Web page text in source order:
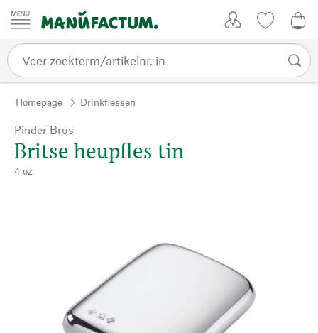
Passer au contenu
Homepage Drinkflessen
Pinder Bros
Britse heupfles tin
4 oz